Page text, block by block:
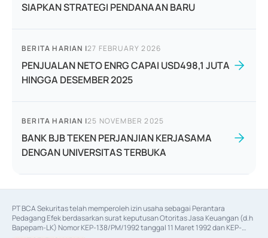
SIAPKAN STRATEGI PENDANAAN BARU
BERITA HARIAN |27 FEBRUARY 2026
PENJUALAN NETO ENRG CAPAI USD498,1 JUTA
HINGGA DESEMBER 2025
BERITA HARIAN |25 NOVEMBER 2025
BANK BJB TEKEN PERJANJIAN KERJASAMA
DENGAN UNIVERSITAS TERBUKA
PT BCA Sekuritas telah memperoleh izin usaha sebagai Perantara
Pedagang Efek berdasarkan surat keputusan Otoritas Jasa Keuangan (d.h
Bapepam-LK) Nomor KEP-138/PM/1992 tanggal 11 Maret 1992 dan KEP-